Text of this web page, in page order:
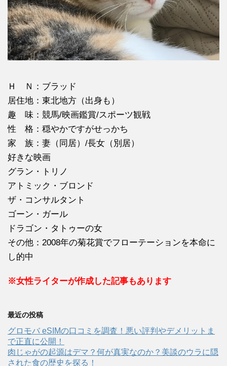
Ｈ Ｎ：ブラッド
居住地：東北地方（出身も）
趣 味：競馬/映画鑑賞/スポーツ観戦
性 格：穏やかですがせっかち
家 族：妻（同居）/長女（別居）
好きな映画
グラン・トリノ
アトミック・ブロンド
ザ・コンサルタント
ゴーン・ガール
ドラゴン・タトゥーの女
その他：2008年の菊花賞でフローテーションを本命に
し的中
※女性ライターが作成した記事もあります
最近の投稿
グロモバ eSIMの口コミを調査！悪い評判やデメリットま
で正直に公開！
肉じゃがの起源はデマ？何が真実なのか？美談のウラに隠
された食の歴史を探る！